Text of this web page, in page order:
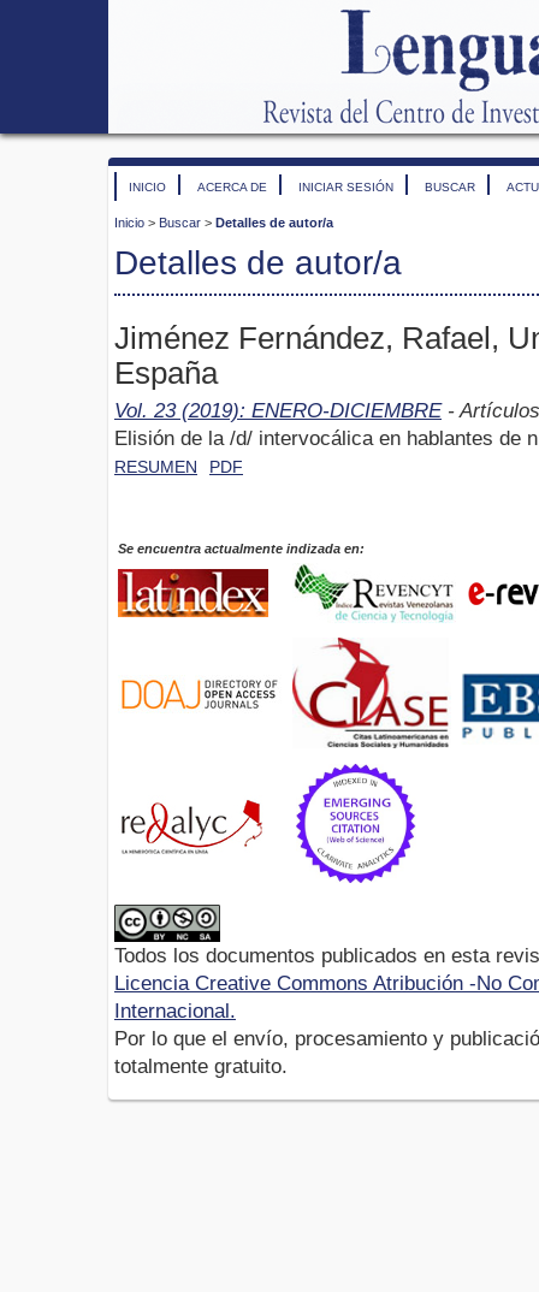
INICIO ACERCA DE INICIAR SESIÓN BUSCAR
Inicio > Buscar > Detalles de autor/a
Detalles de autor/a
Jiménez Fernández, Rafael,
España
Vol. 23 (2019): ENERO-DICIEMBRE- Artículos
Elisión de la /d/ intervocálica en hablantes de
RESUMEN PDF
Se encuentra actualmente indizada en:
Todos los documentos publicados en esta
Licencia Creative Commons Atribución -No
Internacional.
Por lo que el envío, procesamiento y
totalmente gratuito.